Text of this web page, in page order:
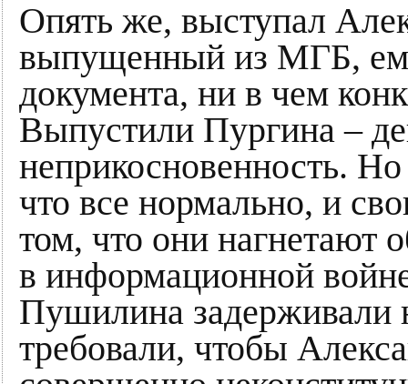
Опять же, выступал
выпущенный из МГБ,
документа, ни в чем
Выпустили Пургина –
неприкосновенность.
что все нормально, и
том, что они нагнетают
в информационной
Пушилина задерживали
требовали, чтобы